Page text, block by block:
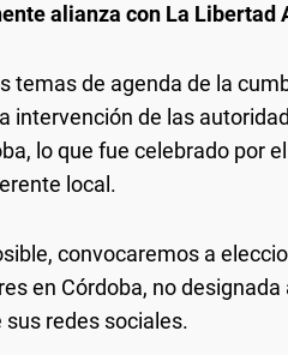
alianza con La Libertad
temas de agenda de la
intervención de las
lo que fue celebrado por
local.
convocaremos a
en Córdoba, no
redes sociales.